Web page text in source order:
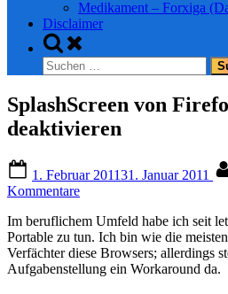
Medikament – Forxiga
Disclaimer
Toggle
search
form
Suchen
nach:
SplashScreen von
deaktivieren
on
1. Februar 201131. Januar 2011
Kommentarezu
von
Firefox
Portable
deaktivieren
Im beruflichem Umfeld habe ich seit
Portable zu tun. Ich bin wie die
Verfächter diese Browsers; allerdings
Aufgabenstellung ein Workaround da.